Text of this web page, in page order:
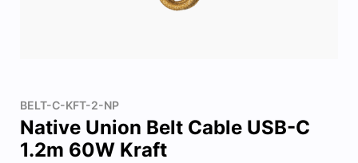
BELT-C-KFT-2-NP
Native Union Belt Cable USB-C
1.2m 60W Kraft